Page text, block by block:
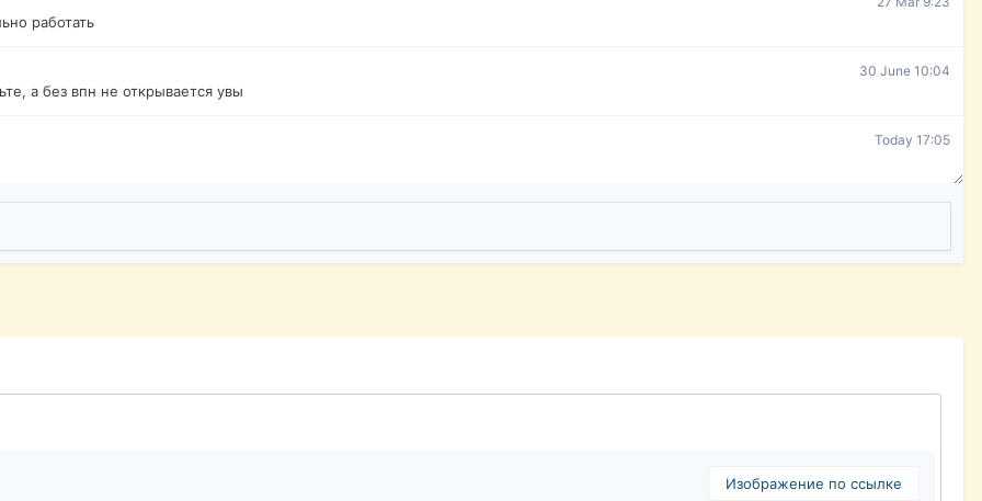
работать
30 June 10:04
а без впн не открывается увы
Today 17:05
Изображение по ссылке